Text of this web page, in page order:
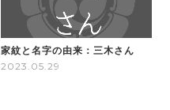
家紋と名字の由来：三木さん
2023.05.29